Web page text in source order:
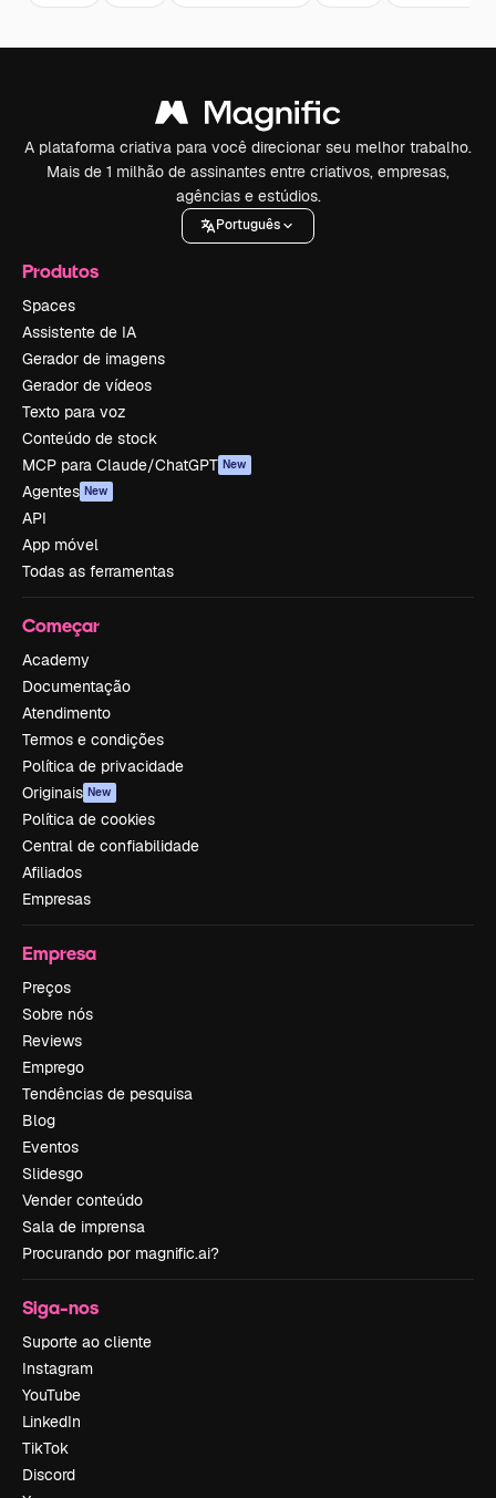
A plataforma criativa para você direcionar seu melhor trabalho.
Mais de 1 milhão de assinantes entre criativos, empresas,
agências e estúdios.
Português
Produtos
Spaces
Assistente de IA
Gerador de imagens
Gerador de vídeos
Texto para voz
Conteúdo de stock
MCP para Claude/ChatGPT New
Agentes New
API
App móvel
Todas as ferramentas
Começar
Academy
Documentação
Atendimento
Termos e condições
Política de privacidade
Originais New
Política de cookies
Central de confiabilidade
Afiliados
Empresas
Empresa
Preços
Sobre nós
Reviews
Emprego
Tendências de pesquisa
Blog
Eventos
Slidesgo
Vender conteúdo
Sala de imprensa
Procurando por magnific.ai?
Siga-nos
Suporte ao cliente
Instagram
YouTube
LinkedIn
TikTok
Discord